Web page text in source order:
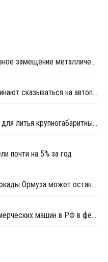
В автопроме продолжается активное замещение металлических компонентов конструкционными полимерами
Проблемы топливного рынка начинают сказываться на автоперевозках
Российские компаунды выбраны для литья крупногабаритных автокомпонентов BELGEE
почти на 5% за год
Фундаментальный сбой: из-за блокады Ормуза может остановиться производство автомобилей
Продажи легковых и легких коммерческих машин в РФ в феврале выросли на 1,2% год к году